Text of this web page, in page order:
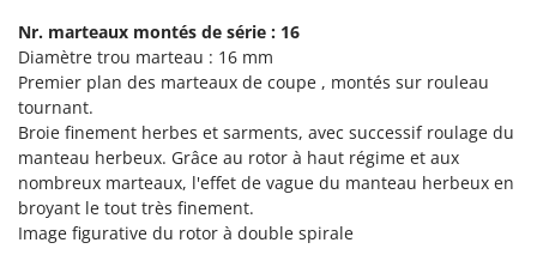
Robots nettoyeurs de piscine
Robots Tondeuses
Rogneuses de souches
Rouleaux pour tracteur
S
Scies à os
Scies à Ruban
Honda
I
Idromatic
Il-Tec
Imperia
Infaco
Nr. marteaux montés de série : 16
Diamètre trou marteau : 16 mm
Premier plan des marteaux de coupe , montés sur rouleau
tournant.
Broie finement herbes et sarments, avec successif roulage du
manteau herbeux. Grâce au rotor à haut régime et aux
nombreux marteaux, l'effet de vague du manteau herbeux en
broyant le tout très finement.
Image figurative du rotor à double spirale